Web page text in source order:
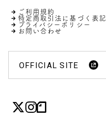
ご利用規約
特定商取引法に基づく表記
プライバシーポリシー
お問い合わせ
OFFICIAL SITE